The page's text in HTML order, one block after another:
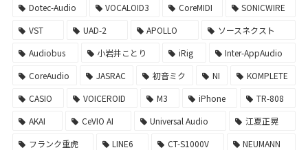
Dotec-Audio
VOCALOID3 CoreMIDI
SONICWIRE
VST
UAD-2 APOLLO
ソースネクスト
Audiobus
小岩井ことり iRig
Inter-AppAudio
CoreAudio
JASRAC 初音ミク NI
KOMPLETE
CASIO
VOICEROID M3 iPhone
TR-808
AKAI
CeVIO AI Universal Audio
江夏正晃
フランク重虎
LINE6 CT-S1000V
NEUMANN